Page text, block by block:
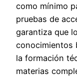
como mínimo
pruebas de
garantiza que
conocimientos
la formación
materias